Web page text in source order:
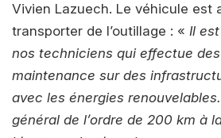
Vivien Lazuech. Le véhicule est
transporter de l’outillage : « Il
nos techniciens qui effectue
maintenance sur des
avec les énergies
général de l’ordre de 200 km à